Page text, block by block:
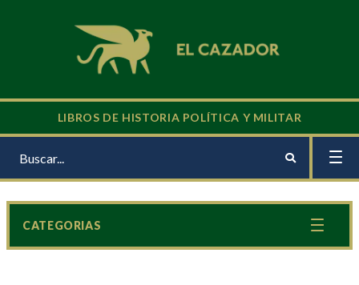
LIBROS DE HISTORIA POLÍTICA Y MILITAR
CATEGORIAS